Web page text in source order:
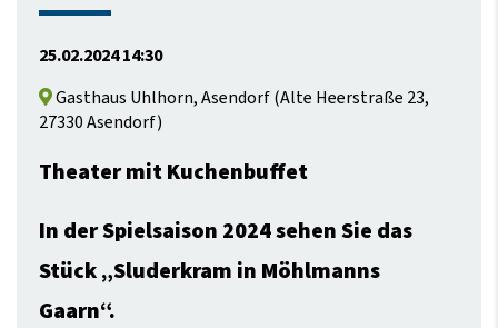
25.02.2024 14:30
Gasthaus Uhlhorn, Asendorf(Alte Heerstraße 23,
27330 Asendorf)
Theater mit Kuchenbuffet
In der Spielsaison 2024 sehen Sie das
Stück „Sluderkram in Möhlmanns
Gaarn“.